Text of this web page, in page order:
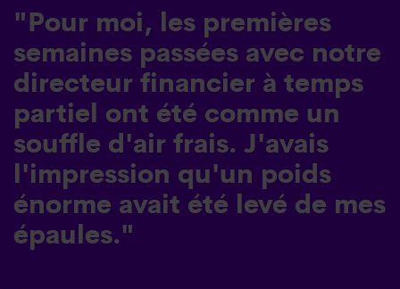
"Pour moi, les premières
semaines passées avec notre
directeur financier à temps
partiel ont été comme un
souffle d'air frais. J'avais
l'impression qu'un poids
énorme avait été levé de mes
épaules."